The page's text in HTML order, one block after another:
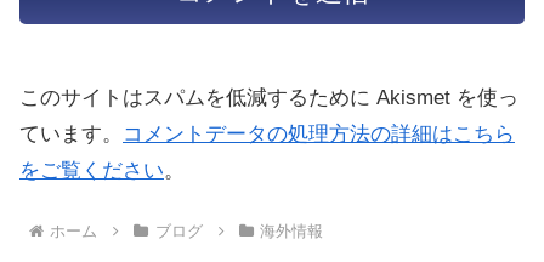
このサイトはスパムを低減するために Akismet を使っ
ています。
コメントデータの処理方法の詳細はこちら
をご覧ください。
ホーム ブログ 海外情報